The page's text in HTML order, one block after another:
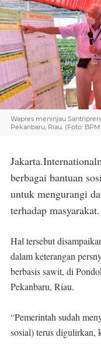
Wapres meninjau
Pekanbaru, Riau. (Foto:
berbagai bantuan
untuk mengurangi
terhadap masyarakat.
Hal tersebut
dalam keterangan
berbasis sawit, di
Pekanbaru, Riau.
“Pemerintah sudah
sosial) terus digulirkan,